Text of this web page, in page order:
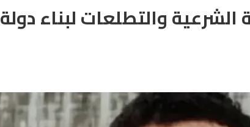
الشرعية والتطلعات لبناء دولة